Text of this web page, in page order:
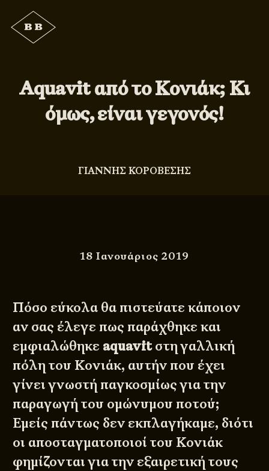
Aquavit από το Κονιάκ; Κι
όμως, είναι γεγονός!
ΓΙΑΝΝΗΣ ΚΟΡΟΒΕΣΗΣ
18 Ιανουάριος 2019
Πόσο εύκολα θα πιστεύατε κάποιον
αν σας έλεγε πως παράχθηκε και
εμφιαλώθηκε aquavitστη γαλλική
πόλη του Κονιάκ, αυτήν που έχει
γίνει γνωστή παγκοσμίως για την
παραγωγή του ομώνυμου ποτού;
Εμείς πάντως δεν εκπλαγήκαμε, διότι
οι αποσταγματοποιοί του Κονιάκ
φημίζονται για την εξαιρετική τους